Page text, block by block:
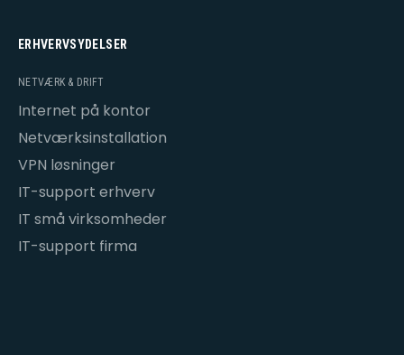
ERHVERVSYDELSER
NETVÆRK & DRIFT
Internet på kontor
Netværksinstallation
VPN løsninger
IT-support erhverv
IT små virksomheder
IT-support firma